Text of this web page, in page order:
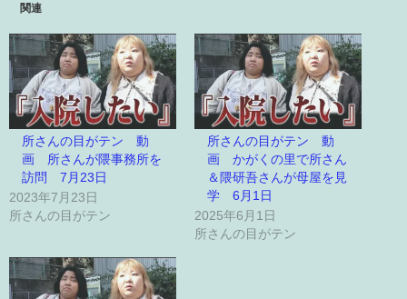
関連
所さんの目がテン 動
画 所さんが隈事務所を
訪問 7月23日
2023年7月23日
所さんの目がテン
所さんの目がテン 動
画 かがくの里で所さん
＆隈研吾さんが母屋を見
学 6月1日
2025年6月1日
所さんの目がテン